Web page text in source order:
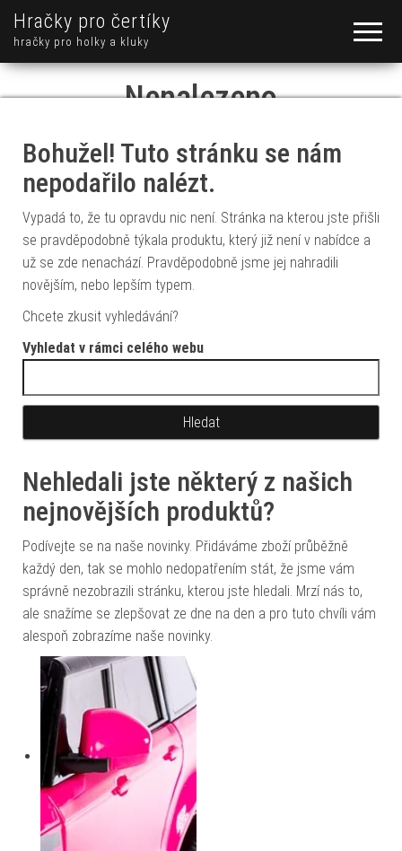
Hračky pro čertíky
hračky pro holky a kluky
Nenalezeno
Bohužel! Tuto stránku se nám
nepodařilo nalézt.
Vypadá to, že tu opravdu nic není. Stránka na kterou jste přišli
se pravděpodobně týkala produktu, který již není v nabídce a
už se zde nenachází. Pravděpodobně jsme jej nahradili
novějším, nebo lepším typem.
Chcete zkusit vyhledávání?
Vyhledat v rámci celého webu
Nehledali jste některý z našich
nejnovějších produktů?
Podívejte se na naše novinky. Přidáváme zboží průběžně
každý den, tak se mohlo nedopatřením stát, že jsme vám
správně nezobrazili stránku, kterou jste hledali. Mrzí nás to,
ale snažíme se zlepšovat ze dne na den a pro tuto chvíli vám
alespoň zobrazíme naše novinky.